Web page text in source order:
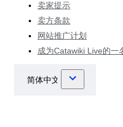
卖家提示
卖方条款
网站推广计划
成为Catawiki Live的一